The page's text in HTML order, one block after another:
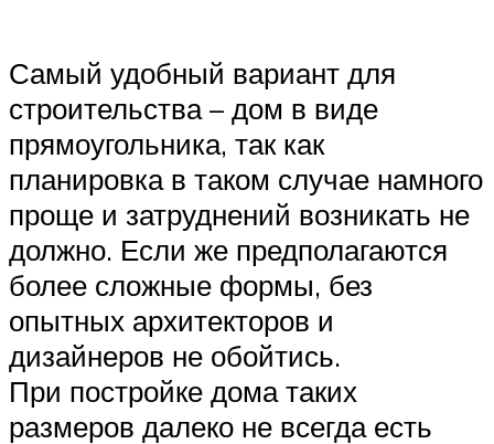
Самый удобный вариант для
строительства – дом в виде
прямоугольника, так как
планировка в таком случае намного
проще и затруднений возникать не
должно. Если же предполагаются
более сложные формы, без
опытных архитекторов и
дизайнеров не обойтись.
При постройке дома таких
размеров далеко не всегда есть